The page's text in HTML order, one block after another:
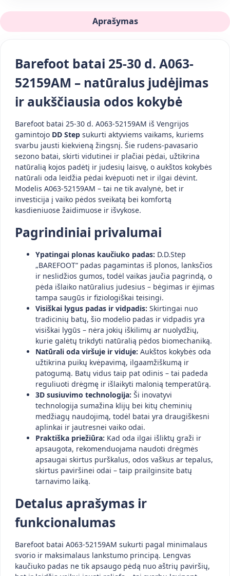
Aprašymas
Barefoot batai 25-30 d. A063-
52159AM – natūralus judėjimas
ir aukščiausia odos kokybė
Barefoot batai 25-30 d. A063-52159AM iš Vengrijos
gamintojo DD Step sukurti aktyviems vaikams, kuriems
svarbu jausti kiekvieną žingsnį. Šie rudens-pavasario
sezono batai, skirti vidutinei ir plačiai pėdai, užtikrina
natūralią kojos padėtį ir judesių laisvę, o aukštos kokybės
natūrali oda leidžia pėdai kvėpuoti net ir ilgai dėvint.
Modelis A063-52159AM – tai ne tik avalynė, bet ir
investicija į vaiko pėdos sveikatą bei komfortą
kasdieniuose žaidimuose ir išvykose.
Pagrindiniai privalumai
Ypatingai plonas kaučiuko padas: D.D.Step
„BAREFOOT“ padas pagamintas iš plonos, lanksčios
ir neslidžios gumos, todėl vaikas jaučia pagrindą, o
pėda išlaiko natūralius judesius – bėgimas ir ėjimas
tampa saugūs ir fiziologiškai teisingi.
Visiškai lygus padas ir vidpadis: Skirtingai nuo
tradicinių batų, šio modelio padas ir vidpadis yra
visiškai lygūs – nėra jokių iškilimų ar nuolydžių,
kurie galėtų trikdyti natūralią pėdos biomechaniką.
Natūrali oda viršuje ir viduje: Aukštos kokybės oda
užtikrina puikų kvėpavimą, ilgaamžiškumą ir
patogumą. Batų vidus taip pat odinis – tai padeda
reguliuoti drėgmę ir išlaikyti malonią temperatūrą.
3D susiuvimo technologija: Ši inovatyvi
technologija sumažina klijų bei kitų cheminių
medžiagų naudojimą, todėl batai yra draugiškesni
aplinkai ir jautresnei vaiko odai.
Praktiška priežiūra: Kad oda ilgai išliktų graži ir
apsaugota, rekomenduojama naudoti drėgmės
apsaugai skirtus purškalus, odos vaškus ar tepalus,
skirtus paviršinei odai – taip prailginsite batų
tarnavimo laiką.
Detalus aprašymas ir
funkcionalumas
Barefoot batai A063-52159AM sukurti pagal minimalaus
svorio ir maksimalaus lankstumo principą. Lengvas
kaučiuko padas ne tik apsaugo pėdą nuo aštrių paviršių,